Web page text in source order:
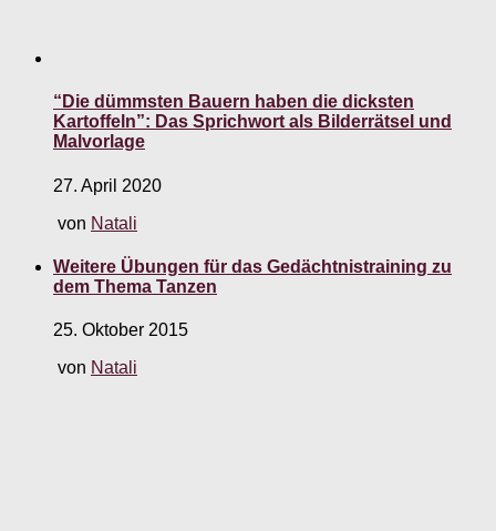
“Die dümmsten Bauern haben die dicksten
Kartoffeln”: Das Sprichwort als Bilderrätsel und
Malvorlage
27. April 2020
von Natali
Weitere Übungen für das Gedächtnistraining zu
dem Thema Tanzen
25. Oktober 2015
von Natali